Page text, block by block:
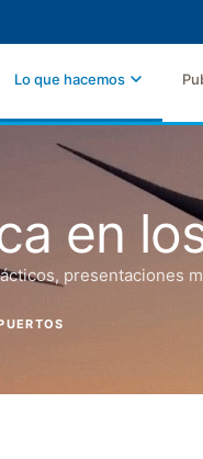
Lo que hacemos
en
presentaciones